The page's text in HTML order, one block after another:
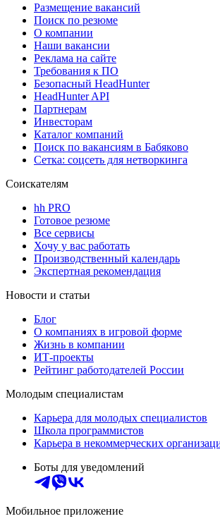
Размещение вакансий
Поиск по резюме
О компании
Наши вакансии
Реклама на сайте
Требования к ПО
Безопасный HeadHunter
HeadHunter API
Партнерам
Инвесторам
Каталог компаний
Поиск по вакансиям в Бабяково
Сетка: соцсеть для нетворкинга
Соискателям
hh PRO
Готовое резюме
Все сервисы
Хочу у вас работать
Производственный календарь
Экспертная рекомендация
Новости и статьи
Блог
О компаниях в игровой форме
Жизнь в компании
ИТ-проекты
Рейтинг работодателей России
Молодым специалистам
Карьера для молодых специалистов
Школа программистов
Карьера в некоммерческих
Боты для уведомлений
Мобильное приложение